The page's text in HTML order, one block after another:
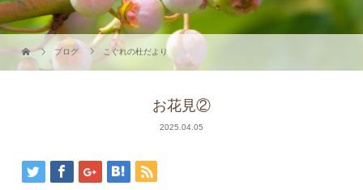
ブログ こぐれの杜だより
お花見②
2025.04.05